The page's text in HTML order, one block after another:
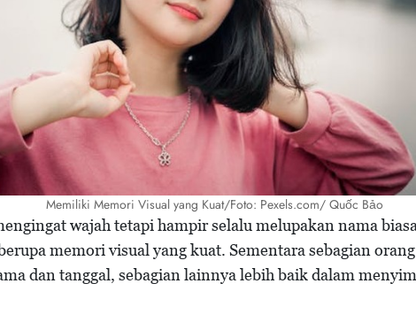
Memiliki Memori Visual yang Kuat/Foto: Pexels.com/ Quốc Bảo
wajah tetapi hampir selalu melupakan nama
memori visual yang kuat. Sementara sebagian
dan tanggal, sebagian lainnya lebih baik dalam